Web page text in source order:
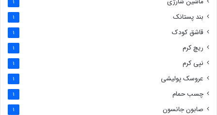
بند پستانک 1
قاشق کودک 1
ریچ کرم 1
نپی کرم 1
عروسک پولیشی 1
چسب حمام 1
صابون جانسون 1